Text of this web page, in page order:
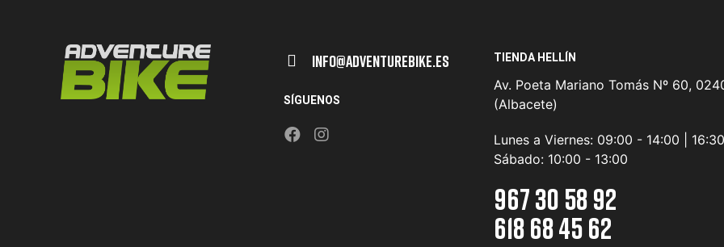
Info@adventurebike.es
SÍGUENOS
TIENDA HELLÍN
Av. Poeta Mariano Tomás Nº 60,
(Albacete)
Lunes a Viernes: 09:00 - 14:00 |
Sábado: 10:00 - 13:00
967 30 58 92
618 68 45 62